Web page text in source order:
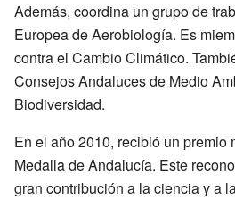
Además, coordina un grupo de
Europea de Aerobiología. Es
contra el Cambio Climático.
Consejos Andaluces de Medio
Biodiversidad.
En el año 2010, recibió un premio
Medalla de Andalucía. Este
gran contribución a la ciencia y a